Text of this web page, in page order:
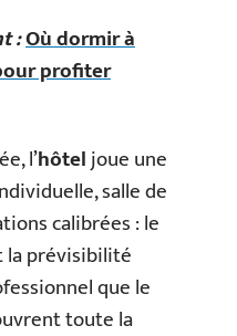
:Où dormir à
profiter
l’hôteljoue une
salle de
calibrées : le
la prévisibilité
que le
toute la